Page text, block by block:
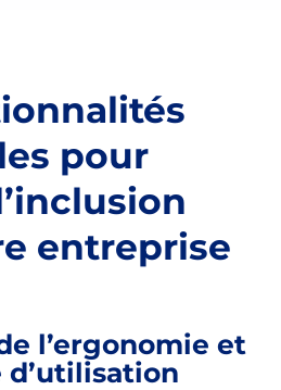
pour
entreprise
l’ergonomie et